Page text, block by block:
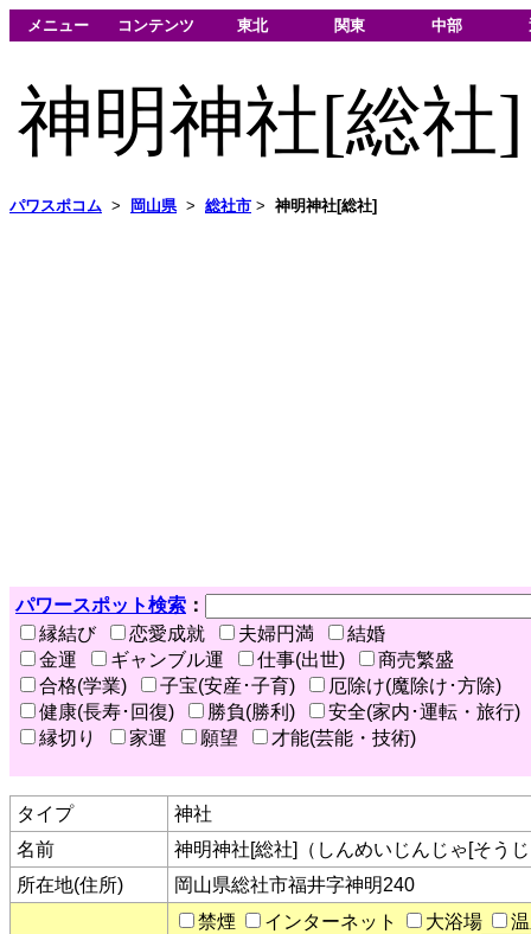
メニュー コンテンツ 東北 関東 中部
神明神社[総社]
パワスポコム > 岡山県> 総社市 > 神明神社[総社]
パワースポット検索 ：
縁結び
恋愛成就 夫婦円満
結婚
金運
ギャンブル運 仕事(出世)
商売繁盛
合格(学業)
子宝(安産･子育)
厄除け(魔除け･方除)
健康(長寿･回復)
勝負(勝利)
安全(家内･運転・旅行)
縁切り
家運 願望 才能(芸能・技術)
タイプ
神社
名前
神明神社[総社]（しんめいじんじゃ[そう
所在地(住所)
岡山県総社市福井字神明240
禁煙 インターネット 大浴場